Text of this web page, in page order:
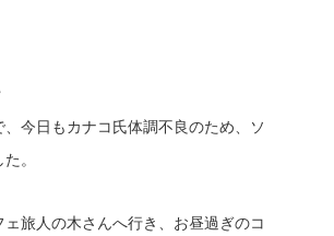
、今日もカナコ氏体調不良のため、ソ
。
ェ旅人の木さんへ行き、お昼過ぎのコ